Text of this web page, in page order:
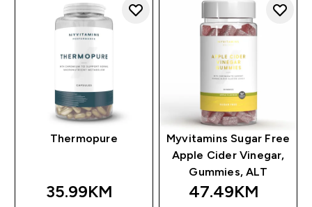
Thermopure
35.99KM‎
Myvitamins Sugar Free
Apple Cider Vinegar,
Gummies, ALT
47.49KM‎